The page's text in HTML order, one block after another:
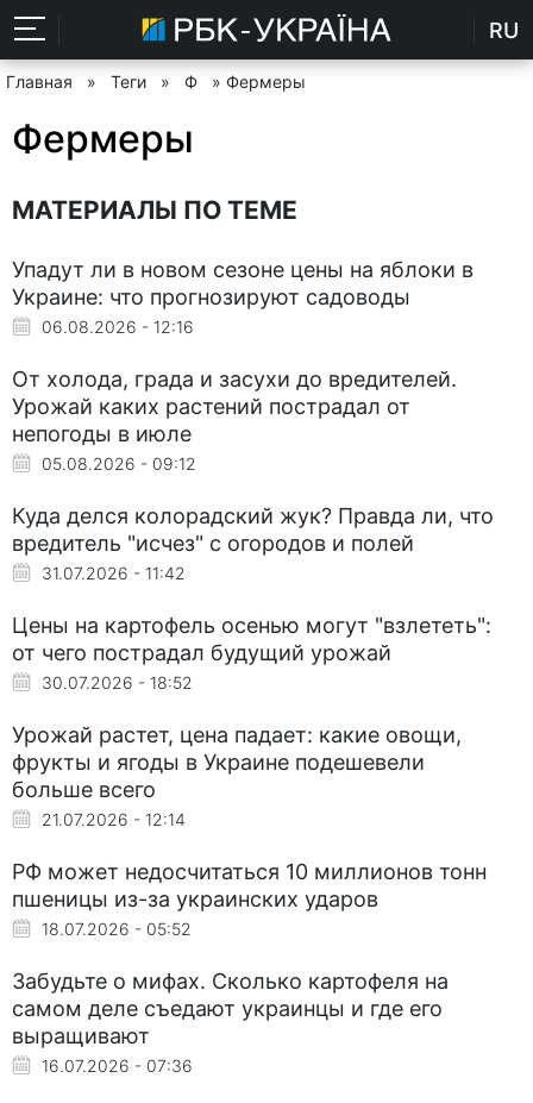
RU
Главная » Теги » Ф » Фермеры
Фермеры
МАТЕРИАЛЫ ПО ТЕМЕ
Упадут ли в новом сезоне цены на яблоки в
Украине: что прогнозируют садоводы
06.08.2026 - 12:16
От холода, града и засухи до вредителей.
Урожай каких растений пострадал от
непогоды в июле
05.08.2026 - 09:12
Куда делся колорадский жук? Правда ли, что
вредитель "исчез" с огородов и полей
31.07.2026 - 11:42
Цены на картофель осенью могут "взлететь":
от чего пострадал будущий урожай
30.07.2026 - 18:52
Урожай растет, цена падает: какие овощи,
фрукты и ягоды в Украине подешевели
больше всего
21.07.2026 - 12:14
РФ может недосчитаться 10 миллионов тонн
пшеницы из-за украинских ударов
18.07.2026 - 05:52
Забудьте о мифах. Сколько картофеля на
самом деле съедают украинцы и где его
выращивают
16.07.2026 - 07:36